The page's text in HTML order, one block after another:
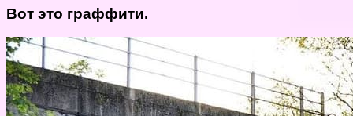
Вот это граффити.